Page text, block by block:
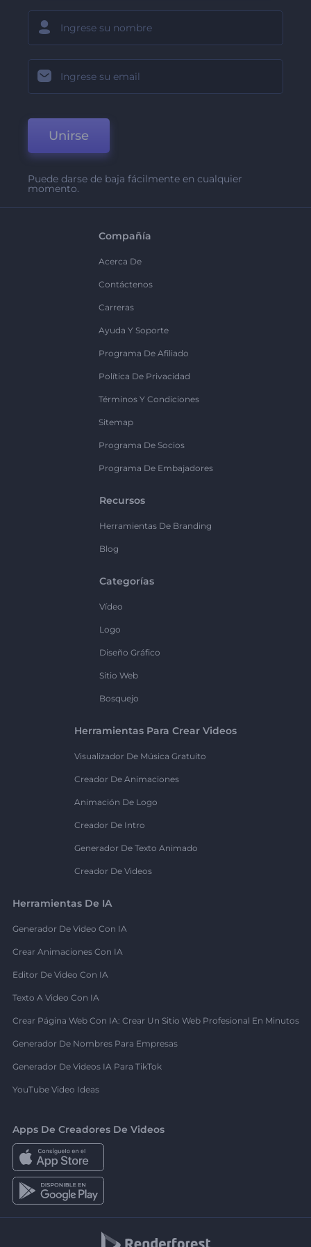
Unirse
Puede darse de baja fácilmente en cualquier
momento.
Compañía
Acerca De
Contáctenos
Carreras
Ayuda Y Soporte
Programa De Afiliado
Política De Privacidad
Términos Y Condiciones
Sitemap
Programa De Socios
Programa De Embajadores
Recursos
Herramientas De Branding
Blog
Categorías
Vídeo
Logo
Diseño Gráfico
Sitio Web
Bosquejo
Herramientas Para Crear Videos
Visualizador De Música Gratuito
Creador De Animaciones
Animación De Logo
Creador De Intro
Generador De Texto Animado
Creador De Videos
Herramientas De IA
Generador De Video Con IA
Crear Animaciones Con IA
Editor De Video Con IA
Texto A Video Con IA
Crear Página Web Con IA: Crear Un Sitio Web Profesional En Minutos
Generador De Nombres Para Empresas
Generador De Videos IA Para TikTok
YouTube Video Ideas
Apps De Creadores De Videos